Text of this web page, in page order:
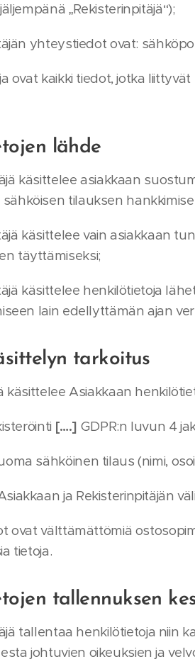
„Rekisterinpitäjä“);
yhteystiedot ovat:
ovat kaikki tiedot, jotka
lähde
käsittelee asiakkaan
tilauksen
käsittelee vain asiakkaan
täyttämiseksi;
käsittelee henkilötietoja
lain edellyttämän ajan
tarkoitus
käsittelee Asiakkaan
[….] GDPR:n luvun 4
sähköinen tilaus (nimi,
ja Rekisterinpitäjän
ovat välttämättömiä
tietoja.
tallennuksen
tallentaa henkilötietoja niin
johtuvien oikeuksien ja